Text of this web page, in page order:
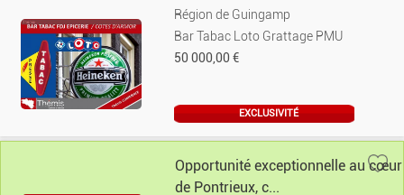
Région de Guingamp
Bar Tabac Loto Grattage PMU
50 000,00 €
EXCLUSIVITÉ
Opportunité exceptionnelle au cœur
de Pontrieux, c...